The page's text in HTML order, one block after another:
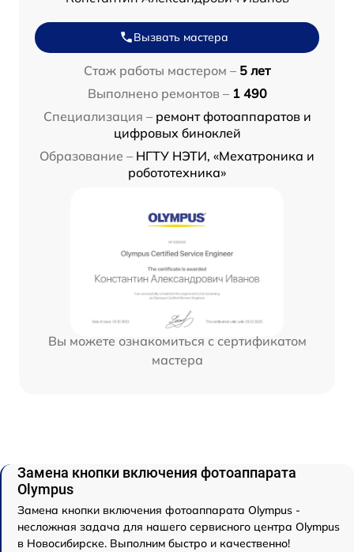
Вызвать мастера
Стаж работы мастером – 5 лет
Выполнено ремонтов – 1 490
Специализация – ремонт фотоаппаратов и
цифровых биноклей
Образование – НГТУ НЭТИ, «Мехатроника и
робототехника»
Вы можете ознакомиться с сертификатом
мастера
Замена кнопки включения фотоаппарата
Olympus
Замена кнопки включения фотоаппарата Olympus -
несложная задача для нашего сервисного центра Olympus
в Новосибирске. Выполним быстро и качественно!